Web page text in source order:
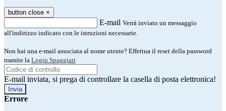
button close ×
E-mail Verrà inviato un messaggio
all'indirizzo indicato con le istruzioni necessarie.
Non hai una e-mail associata al nome utente? Effettua il reset della password
tramite la Login Spaggiari
E-mail inviata, si prega di controllare la casella di posta elettronica!
Errore